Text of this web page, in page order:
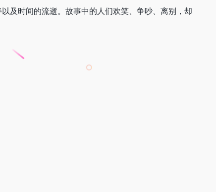
及时间的流逝。故事中的人们欢笑、争吵、离别，却